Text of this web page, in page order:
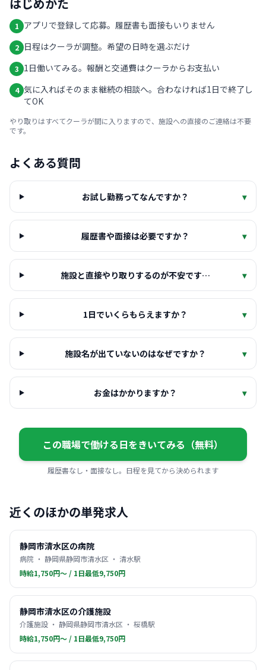
1 アプリで登録して応募。履歴書も面接もいりません
2 日程はクーラが調整。希望の日時を選ぶだけ
3 1日働いてみる。報酬と交通費はクーラからお支払い
4 気に入ればそのまま継続の相談へ。合わなければ1日で終了し
てOK
やり取りはすべてクーラが間に入りますので、施設への直接のご連絡は不要
です。
よくある質問
お試し勤務ってなんですか？ ▾
履歴書や面接は必要ですか？ ▾
施設と直接やり取りするのが不安です… ▾
1日でいくらもらえますか？ ▾
施設名が出ていないのはなぜですか？ ▾
お金はかかりますか？ ▾
この職場で働ける日をきいてみる（無料）
履歴書なし・面接なし。日程を見てから決められます
近くのほかの単発求人
静岡市清水区の病院
病院 ・ 静岡県静岡市清水区 ・ 清水駅
時給1,750円〜 / 1日最低9,750円
静岡市清水区の介護施設
介護施設 ・ 静岡県静岡市清水区 ・ 桜橋駅
時給1,750円〜 / 1日最低9,750円